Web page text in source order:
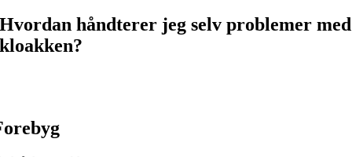
Hvordan håndterer jeg selv problemer med
kloakken?